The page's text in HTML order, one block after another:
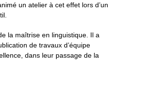
un atelier à cet effet lors d’un
la maîtrise en linguistique. Il a
de travaux d’équipe
dans leur passage de la